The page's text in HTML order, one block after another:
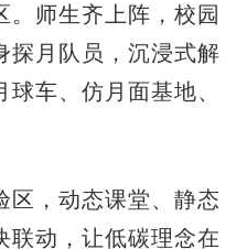
。师生齐上阵，校园
探月队员，沉浸式解
车、仿月面基地、
，动态课堂、静态
联动，让低碳理念在